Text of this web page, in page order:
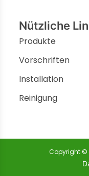
Nützliche
Produkte
Vorschriften
Installation
Reinigung
Copyright ©